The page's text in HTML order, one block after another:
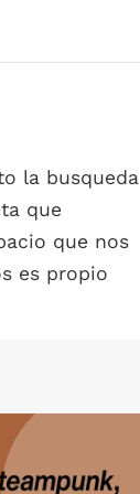
la busqueda
que
que nos
es propio